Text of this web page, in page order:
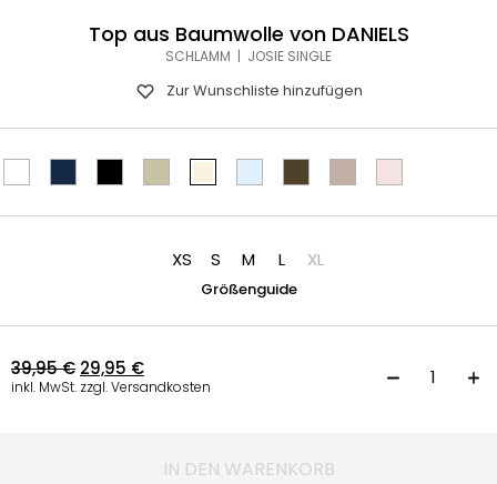
Top aus Baumwolle von DANIELS
SCHLAMM | JOSIE SINGLE
Zur Wunschliste hinzufügen
XS S M L XL
Größenguide
39,95€ 29,95 €
inkl. MwSt. zzgl. Versandkosten
IN DEN WARENKORB